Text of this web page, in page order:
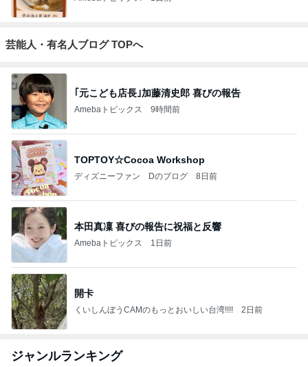
芸能人・有名人ブログ TOPへ
｢元こども店長｣加藤清史郎 喜びの報告
Amebaトピックス 9時間前
TOPTOY☆Cocoa Workshop
ディズニーファン Dのブログ 8日前
本田真凜 喜びの報告に祝福と反響
Amebaトピックス 1日前
開卡
くいしんぼうCAMのもっとおいしい台湾!!!! 2日前
ジャンルランキング